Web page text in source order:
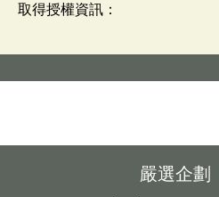
取得授權資訊：
嚴選企劃